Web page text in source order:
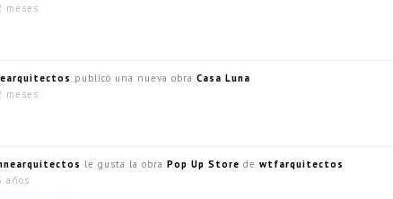
meses
publicó una nueva obra Casa Luna
meses
le gusta la obra Pop Up Store de wtfarquitectos
años